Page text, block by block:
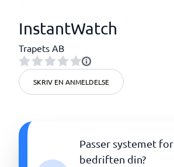
InstantWatch
Trapets AB
SKRIV EN ANMELDELSE
Passer systemet for
bedriften din?